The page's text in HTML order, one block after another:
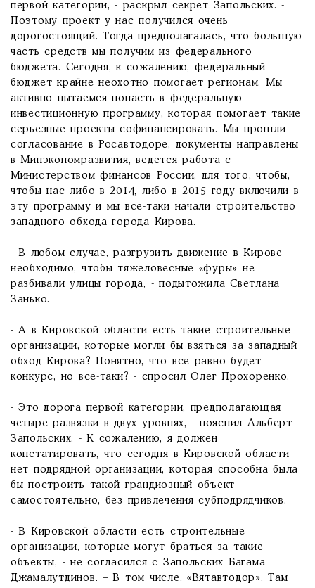
первой категории, - раскрыл секрет Запольских. -
Поэтому проект у нас получился очень
дорогостоящий. Тогда предполагалась, что большую
часть средств мы получим из федерального
бюджета. Сегодня, к сожалению, федеральный
бюджет крайне неохотно помогает регионам. Мы
активно пытаемся попасть в федеральную
инвестиционную программу, которая помогает такие
серьезные проекты софинансировать. Мы прошли
согласование в Росавтодоре, документы направлены
в Минэкономразвития, ведется работа с
Министерством финансов России, для того, чтобы,
чтобы нас либо в 2014, либо в 2015 году включили в
эту программу и мы все-таки начали строительство
западного обхода города Кирова.
- В любом случае, разгрузить движение в Кирове
необходимо, чтобы тяжеловесные «фуры» не
разбивали улицы города, - подытожила Светлана
Занько.
- А в Кировской области есть такие строительные
организации, которые могли бы взяться за западный
обход Кирова? Понятно, что все равно будет
конкурс, но все-таки? - спросил Олег Прохоренко.
- Это дорога первой категории, предполагающая
четыре развязки в двух уровнях, - пояснил Альберт
Запольских. - К сожалению, я должен
констатировать, что сегодня в Кировской области
нет подрядной организации, которая способна была
бы построить такой грандиозный объект
самостоятельно, без привлечения субподрядчиков.
- В Кировской области есть строительные
организации, которые могут браться за такие
объекты, - не согласился с Запольских Багама
Джамалутдинов. – В том числе, «Вятавтодор». Там